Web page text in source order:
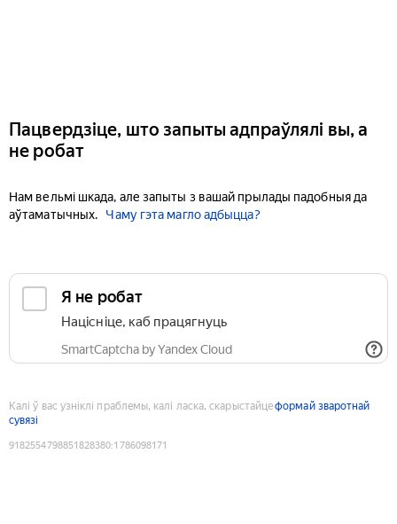
Пацвердзіце, што запыты адпраўлялі вы, а
не робат
Нам вельмі шкада, але запыты з вашай прылады падобныя да
аўтаматычных.
Чаму гэта магло адбыцца?
Я не робат
Націсніце, каб працягнуць
SmartCaptcha by Yandex Cloud
Калі ў вас узніклі праблемы, калі ласка, скарыстайцеформай зваротнай
сувязі
9182554798851828380:1786098171